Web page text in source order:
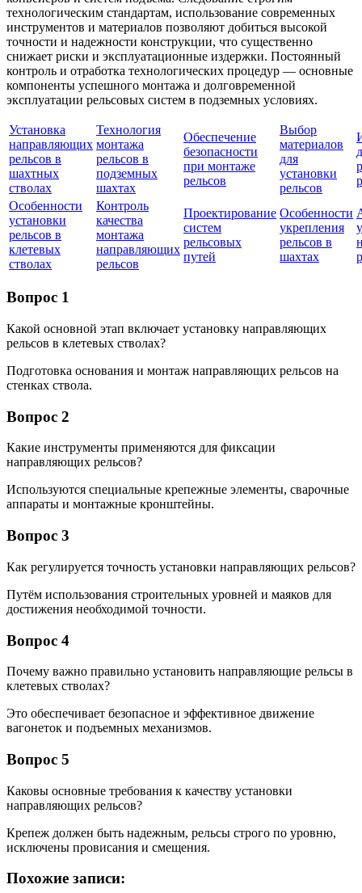
технологическим стандартам, использование современных
инструментов и материалов позволяют добиться высокой
точности и надежности конструкции, что существенно
снижает риски и эксплуатационные издержки. Постоянный
контроль и отработка технологических процедур — основные
компоненты успешного монтажа и долговременной
эксплуатации рельсовых систем в подземных условиях.
Установка
направляющих
рельсов в
шахтных
стволах
Технология
монтажа
рельсов в
подземных
шахтах
Обеспечение
безопасности
при монтаже
рельсов
Выбор
материалов
для
установки
рельсов
Особенности
установки
рельсов в
клетевых
стволах
Контроль
качества
монтажа
направляющих
рельсов
Проектирование
систем
рельсовых
путей
Особенности
укрепления
рельсов в
шахтах
Вопрос 1
Какой основной этап включает установку направляющих
рельсов в клетевых стволах?
Подготовка основания и монтаж направляющих рельсов на
стенках ствола.
Вопрос 2
Какие инструменты применяются для фиксации
направляющих рельсов?
Используются специальные крепежные элементы, сварочные
аппараты и монтажные кронштейны.
Вопрос 3
Как регулируется точность установки направляющих рельсов?
Путём использования строительных уровней и маяков для
достижения необходимой точности.
Вопрос 4
Почему важно правильно установить направляющие рельсы в
клетевых стволах?
Это обеспечивает безопасное и эффективное движение
вагонеток и подъемных механизмов.
Вопрос 5
Каковы основные требования к качеству установки
направляющих рельсов?
Крепеж должен быть надежным, рельсы строго по уровню,
исключены провисания и смещения.
Похожие записи: